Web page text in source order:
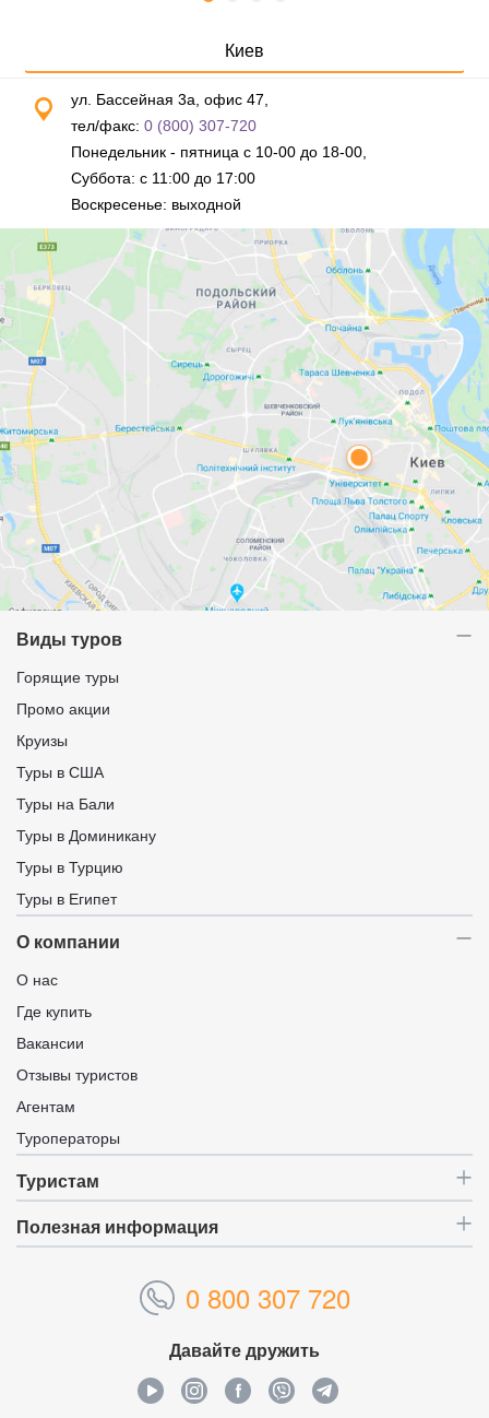
Киев
ул. Бассейная 3а, офис 47,
тел/факс: 0 (800) 307-720
Понедельник - пятница с 10-00 до 18-00,
Суббота: с 11:00 до 17:00
Воскресенье: выходной
Виды туров
Горящие туры
Промо акции
Круизы
Туры в США
Туры на Бали
Туры в Доминикану
Туры в Турцию
Туры в Египет
О компании
О нас
Где купить
Вакансии
Отзывы туристов
Агентам
Туроператоры
Туристам
Полезная информация
0 800 307 720
Давайте дружить